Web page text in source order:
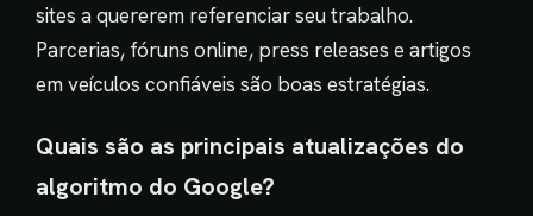
sites a quererem referenciar seu trabalho.
Parcerias, fóruns online, press releases e artigos
em veículos confiáveis são boas estratégias.
Quais são as principais atualizações do
algoritmo do Google?